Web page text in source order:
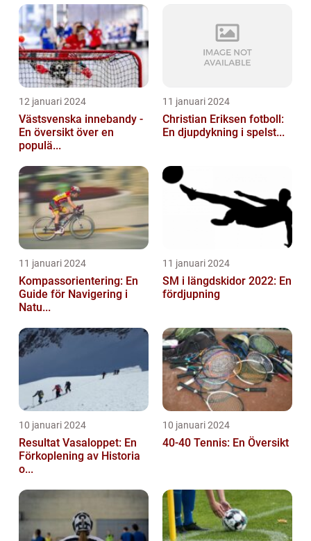
12 januari 2024
Västsvenska innebandy -
En översikt över en
populä...
11 januari 2024
Christian Eriksen fotboll:
En djupdykning i spelst...
11 januari 2024
Kompassorientering: En
Guide för Navigering i
Natu...
11 januari 2024
SM i längdskidor 2022: En
fördjupning
10 januari 2024
Resultat Vasaloppet: En
Förkoplening av Historia
o...
10 januari 2024
40-40 Tennis: En Översikt